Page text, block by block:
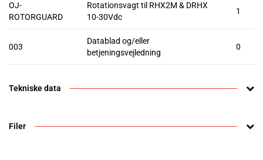
OJ-
ROTORGUARD
Rotationsvagt til RHX2M & DRHX
10-30Vdc
1
003
Datablad og/eller
betjeningsvejledning
0
Tekniske data
Filer